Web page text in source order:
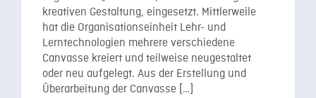
kreativen Gestaltung, eingesetzt. Mittlerweile
hat die Organisationseinheit Lehr- und
Lerntechnologien mehrere verschiedene
Canvasse kreiert und teilweise neugestaltet
oder neu aufgelegt. Aus der Erstellung und
Überarbeitung der Canvasse […]